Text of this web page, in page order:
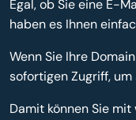
Egal, ob Sie eine E-
haben es Ihnen
Wenn Sie Ihre
sofortigen Zugriff,
Damit können Sie